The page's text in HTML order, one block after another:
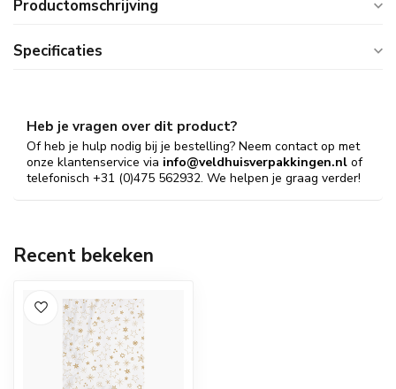
Productomschrijving
Specificaties
Heb je vragen over dit product?
Of heb je hulp nodig bij je bestelling? Neem contact op met
onze klantenservice via info@veldhuisverpakkingen.nl of
telefonisch +31 (0)475 562932. We helpen je graag verder!
Recent bekeken